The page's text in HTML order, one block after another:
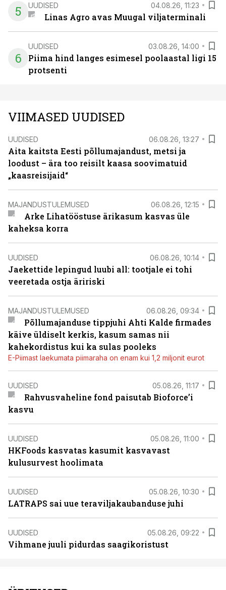
5 UUDISED 04.08.26, 11:23
Linas Agro avas Muugal viljaterminali
6
UUDISED 03.08.26, 14:00
Piima hind langes esimesel poolaastal ligi 15
protsenti
VIIMASED UUDISED
UUDISED 06.08.26, 13:27
Aita kaitsta Eesti põllumajandust, metsi ja
loodust – ära too reisilt kaasa soovimatuid
„kaasreisijaid“
MAJANDUSTULEMUSED 06.08.26, 12:15
Arke Lihatööstuse ärikasum kasvas üle
kaheksa korra
UUDISED 06.08.26, 10:14
Jaekettide lepingud luubi all: tootjale ei tohi
veeretada ostja äririski
MAJANDUSTULEMUSED 06.08.26, 09:34
Põllumajanduse tippjuhi Ahti Kalde firmades
käive üldiselt kerkis, kasum samas nii
kahekordistus kui ka sulas pooleks
E-Piimast laekumata piimaraha on enam kui 1,2 miljonit eurot
UUDISED 05.08.26, 11:17
Rahvusvaheline fond paisutab Bioforce’i
kasvu
UUDISED 05.08.26, 11:00
HKFoods kasvatas kasumit kasvavast
kulusurvest hoolimata
UUDISED 05.08.26, 10:30
LATRAPS sai uue teraviljakaubanduse juhi
UUDISED 05.08.26, 09:22
Vihmane juuli pidurdas saagikoristust